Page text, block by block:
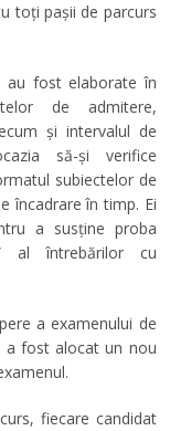
toți pașii de parcurs
au fost elaborate în
de admitere,
și intervalul de
să-și verifice
subiectelor de
încadrare în timp. Ei
a susţine proba
al întrebărilor cu
a examenului de
a fost alocat un nou
fiecare candidat